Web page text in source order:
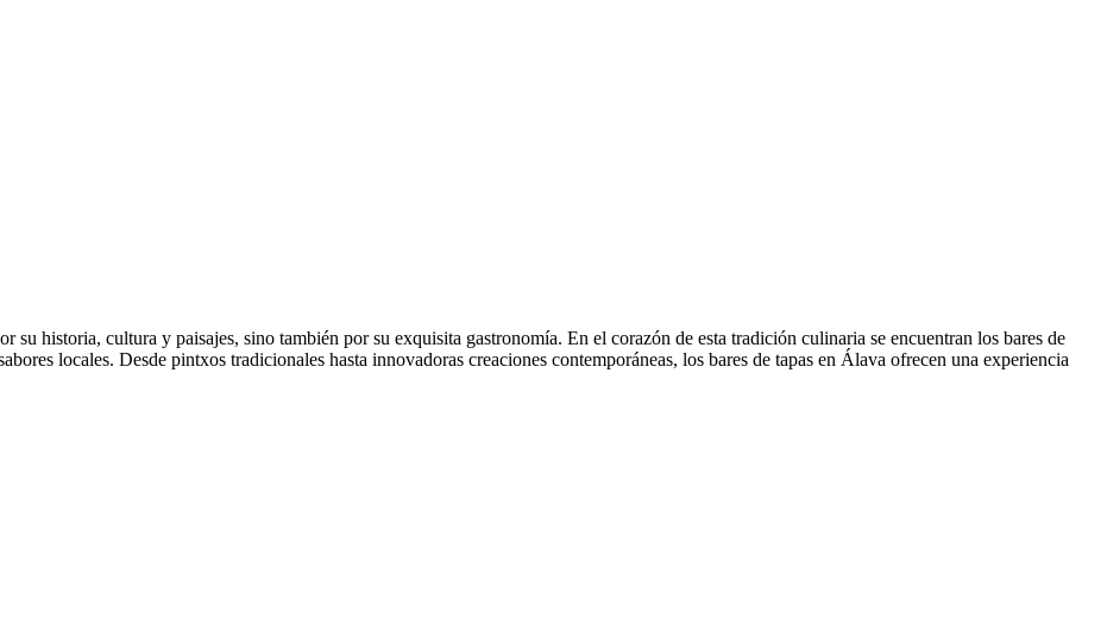
su historia, cultura y paisajes, sino también por su exquisita gastronomía. En el corazón de esta tradición culinaria se encuentran los bares de
locales. Desde pintxos tradicionales hasta innovadoras creaciones contemporáneas, los bares de tapas en Álava ofrecen una experiencia